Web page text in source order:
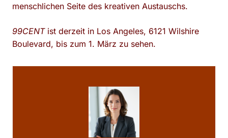
menschlichen Seite des kreativen Austauschs.
99CENTist derzeit in Los Angeles, 6121 Wilshire
Boulevard, bis zum 1. März zu sehen.